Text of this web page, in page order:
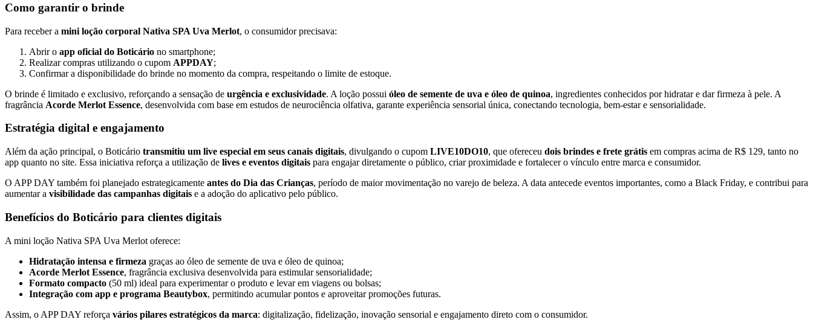
Como garantir o brinde
Para receber a mini loção corporal Nativa SPA Uva Merlot, o consumidor precisava:
Abrir o app oficial do Boticário no smartphone;
Realizar compras utilizando o cupom APPDAY;
Confirmar a disponibilidade do brinde no momento da compra, respeitando o limite de estoque.
O brinde é limitado e exclusivo, reforçando a sensação de urgência e exclusividade. A loção possui óleo de semente de uva e óleo de quinoa, ingredientes conhecidos por hidratar e dar firmeza à pele. A
fragrância Acorde Merlot Essence, desenvolvida com base em estudos de neurociência olfativa, garante experiência sensorial única, conectando tecnologia, bem-estar e sensorialidade.
Estratégia digital e engajamento
Além da ação principal, o Boticário transmitiu um live especial em seus canais digitais, divulgando o cupom LIVE10DO10, que ofereceu dois brindes e frete grátis em compras acima de R$ 129, tanto no
app quanto no site. Essa iniciativa reforça a utilização de lives e eventos digitais para engajar diretamente o público, criar proximidade e fortalecer o vínculo entre marca e consumidor.
O APP DAY também foi planejado estrategicamente antes do Dia das Crianças, período de maior movimentação no varejo de beleza. A data antecede eventos importantes, como a Black Friday, e contribui para
aumentar a visibilidade das campanhas digitais e a adoção do aplicativo pelo público.
Benefícios do Boticário para clientes digitais
A mini loção Nativa SPA Uva Merlot oferece:
Hidratação intensa e firmeza graças ao óleo de semente de uva e óleo de quinoa;
Acorde Merlot Essence, fragrância exclusiva desenvolvida para estimular sensorialidade;
Formato compacto (50 ml) ideal para experimentar o produto e levar em viagens ou bolsas;
Integração com app e programa Beautybox, permitindo acumular pontos e aproveitar promoções futuras.
Assim, o APP DAY reforça vários pilares estratégicos da marca: digitalização, fidelização, inovação sensorial e engajamento direto com o consumidor.